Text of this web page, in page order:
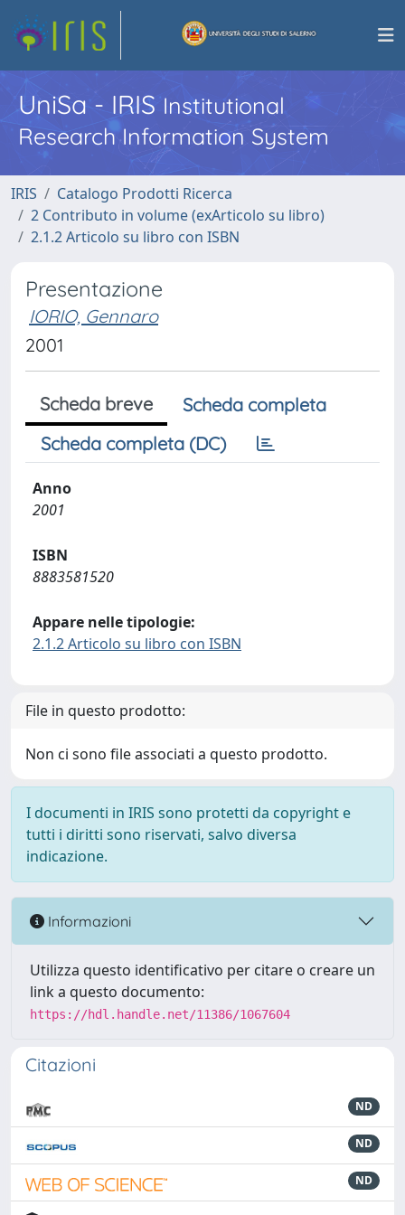
UniSa - IRISInstitutional
Research Information System
IRIS
Catalogo Prodotti Ricerca
2 Contributo in volume (exArticolo su libro)
2.1.2 Articolo su libro con ISBN
Presentazione
IORIO, Gennaro
2001
Scheda breve
Scheda completa
Scheda completa (DC)
Anno
2001
ISBN
8883581520
Appare nelle tipologie:
2.1.2 Articolo su libro con ISBN
File in questo prodotto:
Non ci sono file associati a questo prodotto.
I documenti in IRIS sono protetti da copyright e
tutti i diritti sono riservati, salvo diversa
indicazione.
Informazioni
Utilizza questo identificativo per citare o creare un
link a questo documento:
https://hdl.handle.net/11386/1067604
Citazioni
ND
ND
ND